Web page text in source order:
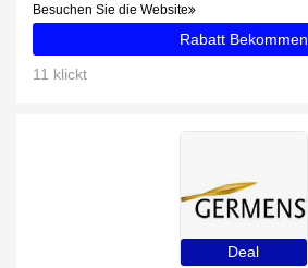
Besuchen Sie die Website
Rabatt Bekommen
11 klickt
Deal